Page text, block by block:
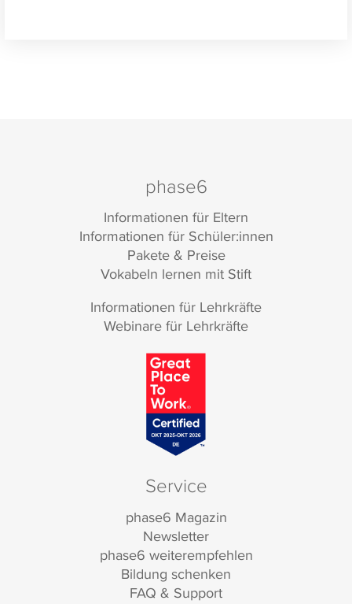
phase6
Informationen für Eltern
Informationen für Schüler:innen
Pakete & Preise
Vokabeln lernen mit Stift
Informationen für Lehrkräfte
Webinare für Lehrkräfte
Service
phase6 Magazin
Newsletter
phase6 weiterempfehlen
Bildung schenken
FAQ & Support